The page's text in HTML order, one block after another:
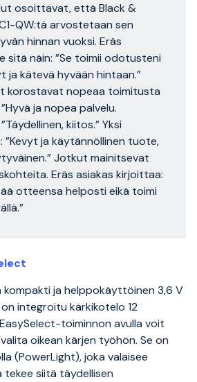
osoittavat, että Black &
QW:tä arvostetaan sen
hinnan vuoksi. Eräs
sitä näin: ”Se toimii odotusteni
ja kätevä hyvään hintaan.”
korostavat nopeaa toimitusta
ja nopea palvelu.
kiitos.” Yksi
ja käytännöllinen tuote,
Jotkut mainitsevat
Eräs asiakas kirjoittaa:
otteensa helposti eikä toimi
kompakti ja helppokäyttöinen 3,6 V
integroitu kärkikotelo 12
toiminnon avulla voit
oikean kärjen työhön. Se on
(PowerLight), joka valaisee
tekee siitä täydellisen